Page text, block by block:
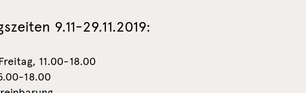
9.11-29.11.2019:
11.00-18.00
18.00